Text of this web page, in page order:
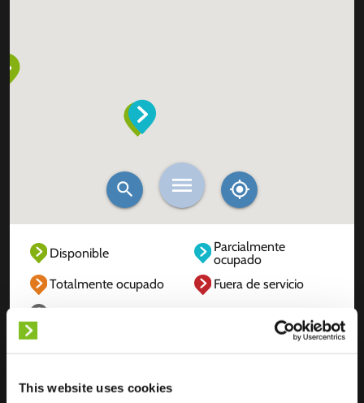
This website uses cookies
Disponible
Parcialmente
ocupado
Totalmente ocupado
Fuera de servicio